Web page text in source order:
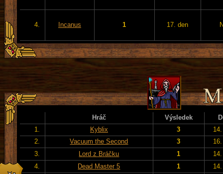
4. Incanus 1 17. den
Hráč Výsledek
1.
Kyblix 3
2.
Vacuum the Second 3
3.
Lord z Bráčku 1
4.
Dead Master 5 1